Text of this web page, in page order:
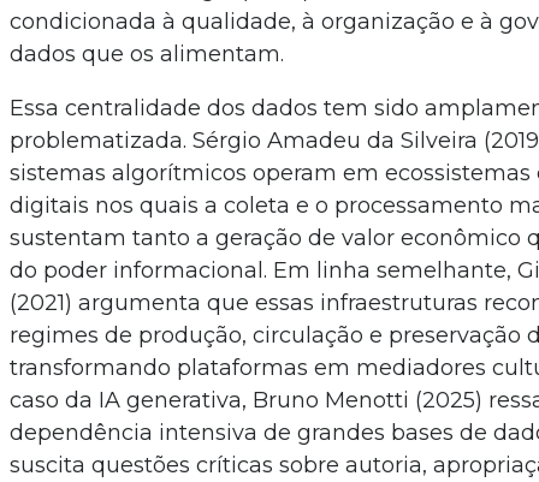
condicionada à qualidade, à organização e à
dados que os alimentam.
Essa centralidade dos dados tem sido
problematizada. Sérgio Amadeu da Silveira
sistemas algorítmicos operam em
digitais nos quais a coleta e o processamento
sustentam tanto a geração de valor econômico
do poder informacional. Em linha semelhante,
(2021) argumenta que essas infraestruturas
regimes de produção, circulação e preservação
transformando plataformas em mediadores
caso da IA generativa, Bruno Menotti (2025)
dependência intensiva de grandes bases de
suscita questões críticas sobre autoria,